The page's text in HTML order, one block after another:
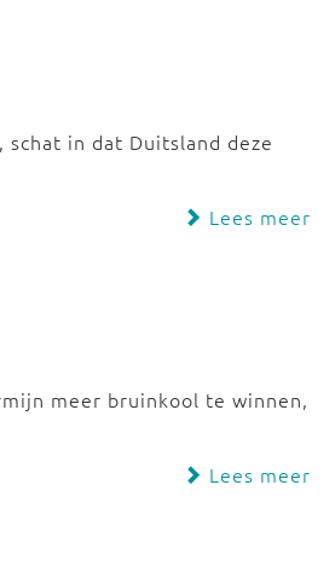
in dat Duitsland deze
Lees meer
meer bruinkool te winnen,
Lees meer